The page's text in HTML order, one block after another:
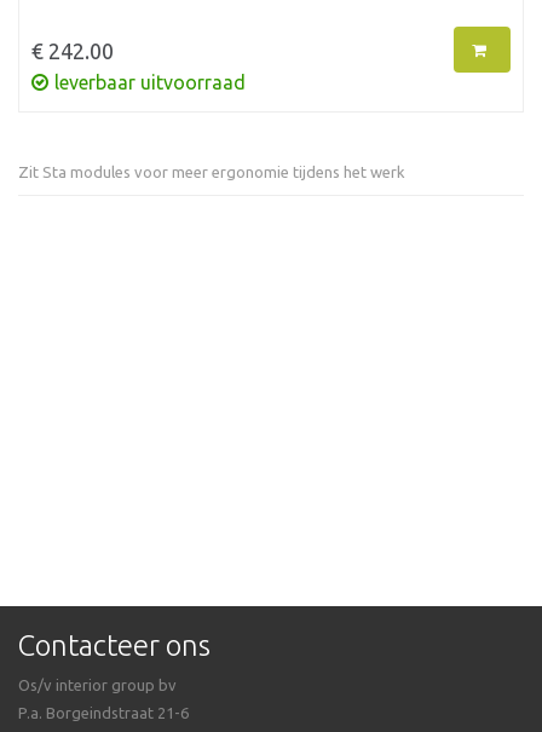
€ 242.00
leverbaar uitvoorraad
Zit Sta modules voor meer ergonomie tijdens het werk
Contacteer ons
Os/v interior group bv
P.a. Borgeindstraat 21-6